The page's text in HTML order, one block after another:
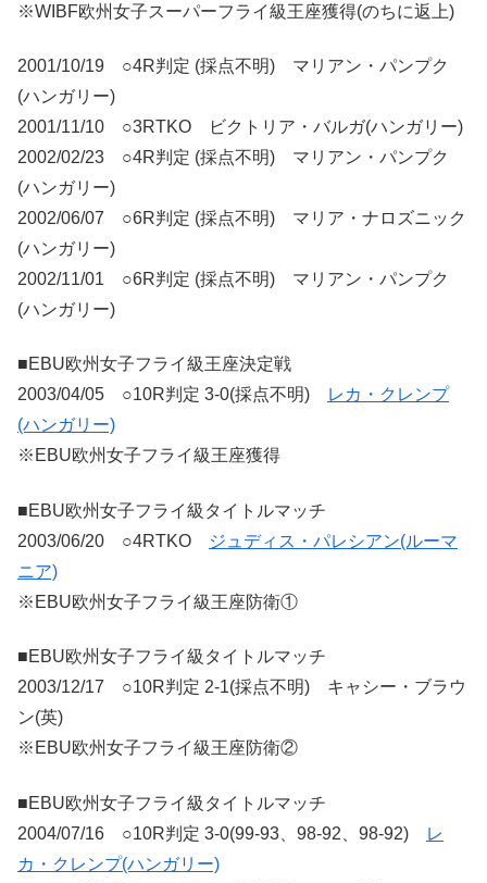
※WIBF欧州女子スーパーフライ級王座獲得(のちに返上)
2001/10/19 ○4R判定 (採点不明) マリアン・パンプク
(ハンガリー)
2001/11/10 ○3RTKO ビクトリア・バルガ(ハンガリー)
2002/02/23 ○4R判定 (採点不明) マリアン・パンプク
(ハンガリー)
2002/06/07 ○6R判定 (採点不明) マリア・ナロズニック
(ハンガリー)
2002/11/01 ○6R判定 (採点不明) マリアン・パンプク
(ハンガリー)
■EBU欧州女子フライ級王座決定戦
2003/04/05 ○10R判定 3-0(採点不明)
レカ・クレンプ
(ハンガリー)
※EBU欧州女子フライ級王座獲得
■EBU欧州女子フライ級タイトルマッチ
2003/06/20 ○4RTKO
ジュディス・パレシアン(ルーマ
ニア)
※EBU欧州女子フライ級王座防衛①
■EBU欧州女子フライ級タイトルマッチ
2003/12/17 ○10R判定 2-1(採点不明) キャシー・ブラウ
ン(英)
※EBU欧州女子フライ級王座防衛②
■EBU欧州女子フライ級タイトルマッチ
2004/07/16 ○10R判定 3-0(99-93、98-92、98-92)
レ
カ・クレンプ(ハンガリー)